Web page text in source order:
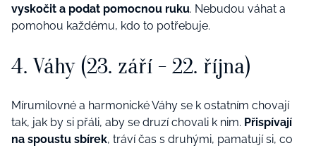
vyskočit a podat pomocnou ruku. Nebudou váhat a
pomohou každému, kdo to potřebuje.
4. Váhy (23. září - 22. října)
Mírumilovné a harmonické Váhy se k ostatním chovají
tak, jak by si přáli, aby se druzí chovali k nim. Přispívají
na spoustu sbírek, tráví čas s druhými, pamatují si, co